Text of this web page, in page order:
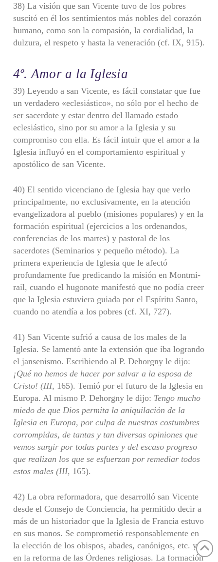
38) La visión que san Vicente tuvo de los pobres
suscitó en él los sentimien­tos más nobles del corazón
humano, como son la compasión, la cordialidad, la
dulzura, el respeto y hasta la veneración (cf. IX, 915).
4º. Amor a la Iglesia
39) Leyendo a san Vicente, es fácil constatar que fue
un verdadero «ecle­siástico», no sólo por el hecho de
ser sacerdote y estar dentro del llamado estado
eclesiástico, sino por su amor a la Iglesia y su
compromiso con ella. Es fácil intuir que el amor a la
Iglesia influyó en el comportamiento espiritual y
apostólico de san Vicente.
40) El sentido vicenciano de Iglesia hay que verlo
principalmente, no exclu­sivamente, en la atención
evangelizadora al pueblo (misiones populares) y en la
formación espiritual (ejercicios a los ordenandos,
conferencias de los martes) y pastoral de los
sacerdotes (Seminarios y pequeño método). La
primera experien­cia de Iglesia que le afectó
profundamente fue predicando la misión en Montmi­
rail, cuando el hugonote manifestó que no podía creer
que la Iglesia estuviera guiada por el Espíritu Santo,
cuando no atendía a los pobres (cf. XI, 727).
41) San Vicente sufrió a causa de los males de la
Iglesia. Se lamentó ante la extensión que iba logrando
el jansenismo. Escribiendo al P. Dehorgny le dijo:
¡Qué no hemos de hacer por salvar a la esposa de
Cristo! (III, 165). Temió por el futuro de la Iglesia en
Europa. Al mismo P. Dehorgny le dijo: Tengo mucho
miedo de que Dios permita la aniquilación de la
Iglesia en Europa, por culpa de nuestras costumbres
corrompidas, de tantas y tan diversas opiniones que
vemos surgir por todas partes y del escaso progreso
que realizan los que se esfuerzan por remediar todos
estos males (III, 165).
42) La obra reformadora, que desarrolló san Vicente
desde el Consejo de Conciencia, ha permitido decir a
más de un historiador que la Iglesia de Francia estuvo
en sus manos. Se comprometió responsablemente en
la elección de los obispos, abades, canónigos, etc. y
en la reforma de las Órdenes religiosas. La formación